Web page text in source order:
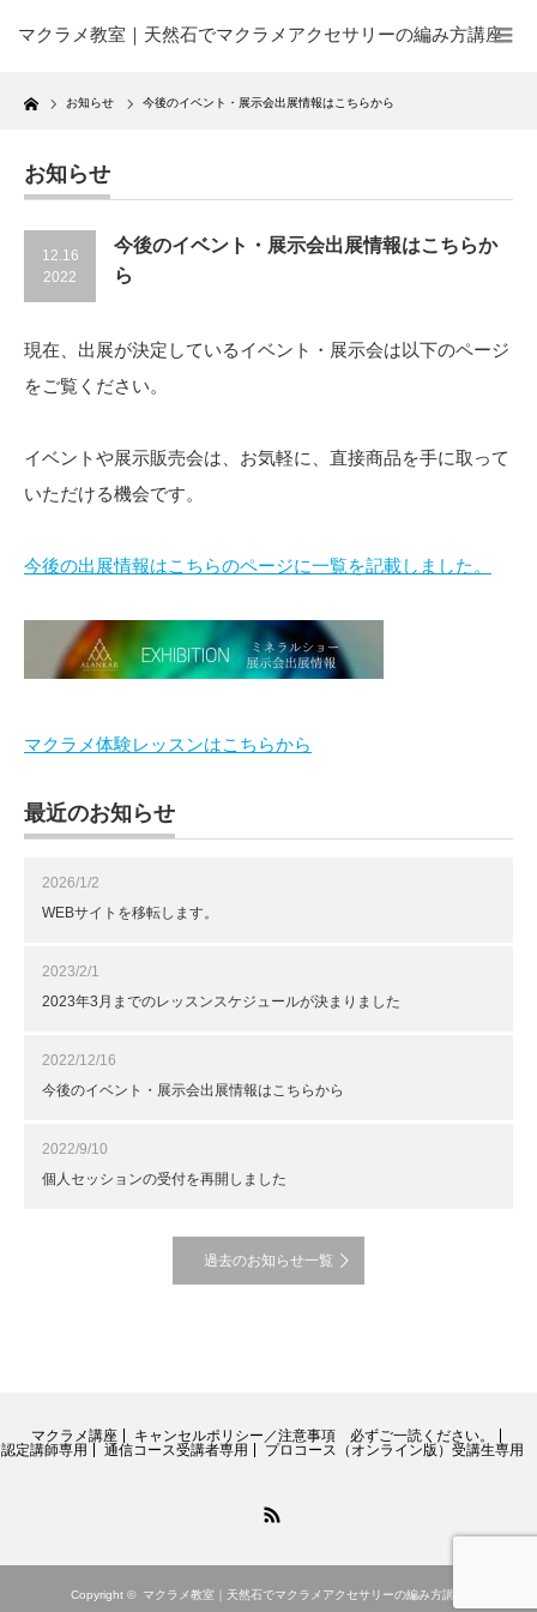
マクラメ教室｜天然石でマクラメアクセサリーの編み方講座
Home お知らせ 今後のイベント・展示会出展情報はこちらから
お知らせ
12.16
2022
今後のイベント・展示会出展情報はこちらか
ら
現在、出展が決定しているイベント・展示会は以下のページ
をご覧ください。
イベントや展示販売会は、お気軽に、直接商品を手に取って
いただける機会です。
今後の出展情報はこちらのページに一覧を記載しました。
マクラメ体験レッスンはこちらから
最近のお知らせ
2026/1/2
WEBサイトを移転します。
2023/2/1
2023年3月までのレッスンスケジュールが決まりました
2022/12/16
今後のイベント・展示会出展情報はこちらから
2022/9/10
個人セッションの受付を再開しました
過去のお知らせ一覧
マクラメ講座
キャンセルポリシー／注意事項 必ずご一読ください。
認定講師専用
通信コース受講者専用 プロコース（オンライン版）受講生専用
Copyright © マクラメ教室｜天然石でマクラメアクセサリーの編み方講座